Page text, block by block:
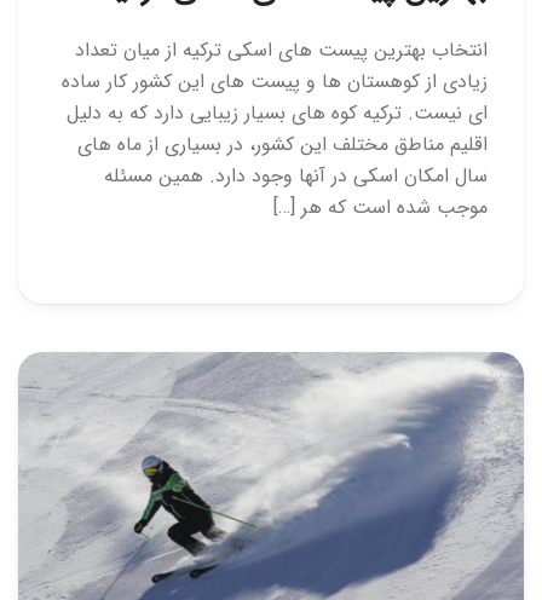
انتخاب بهترین پیست های اسکی ترکیه از میان تعداد
زیادی از کوهستان ها و پیست های این کشور کار ساده
ای نیست. ترکیه کوه های بسیار زیبایی دارد که به دلیل
اقلیم مناطق مختلف این کشور، در بسیاری از ماه های
سال امکان اسکی در آنها وجود دارد. همین مسئله
موجب شده است که هر […]